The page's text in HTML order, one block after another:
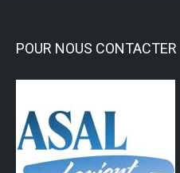
POUR NOUS CONTACTER